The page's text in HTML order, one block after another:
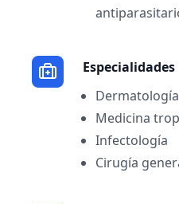
Especialidades
Dermatología
Medicina
Infectología
Cirugía